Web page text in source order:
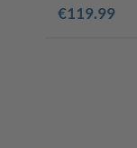
Füllmenge
€119.99